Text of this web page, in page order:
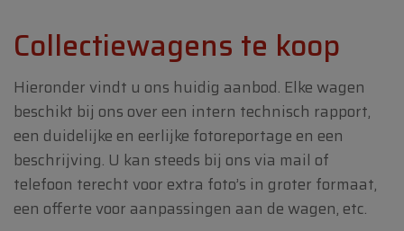
Collectiewagens te koop
Hieronder vindt u ons huidig aanbod. Elke wagen
beschikt bij ons over een intern technisch rapport,
een duidelijke en eerlijke fotoreportage en een
beschrijving. U kan steeds bij ons via mail of
telefoon terecht voor extra foto’s in groter formaat,
een offerte voor aanpassingen aan de wagen, etc.